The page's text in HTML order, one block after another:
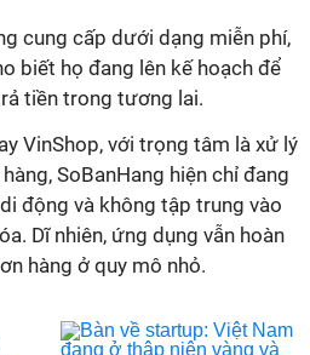
cung cấp dưới dạng miễn phí,
biết họ đang lên kế hoạch để
tiền trong tương lai.
VinShop, với trọng tâm là xử lý
SoBanHang hiện chỉ đang
động và không tập trung vào
Dĩ nhiên, ứng dụng vẫn hoàn
hàng ở quy mô nhỏ.